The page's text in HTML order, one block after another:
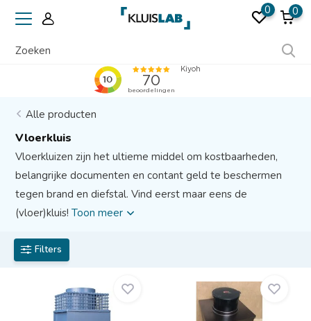
0 0
Alle producten
Vloerkluis
Vloerkluizen zijn het ultieme middel om kostbaarheden,
belangrijke documenten en contant geld te beschermen
tegen brand en diefstal. Vind eerst maar eens de
(vloer)kluis!Toon meer
Filters